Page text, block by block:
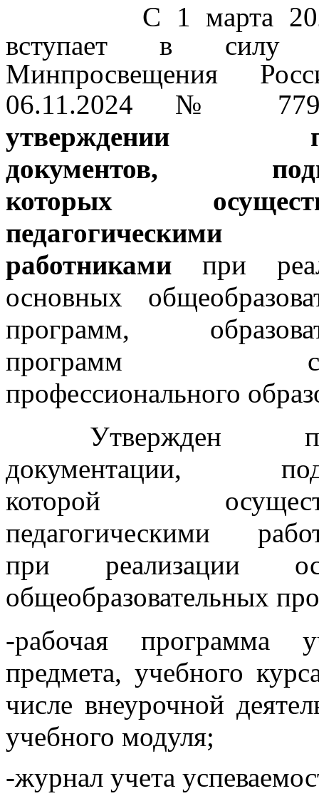
С 1 марта
вступает в силу
Минпросвещения
06.11.2024 №
утверждении
документов,
которых
педагогическими
работниками при
основных
программ,
программ
профессионального
Утвержден
документации,
которой
педагогическими
при реализации
общеобразовательных
-рабочая программа
предмета, учебного
числе внеурочной
учебного модуля;
-журнал учета